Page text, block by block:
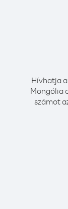
Hívhatja
Mongólia
számot